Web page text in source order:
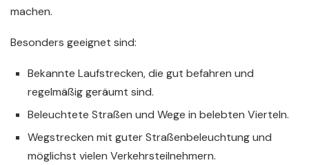
machen.
Besonders geeignet sind:
Bekannte Laufstrecken, die gut befahren und
regelmäßig geräumt sind.
Beleuchtete Straßen und Wege in belebten Vierteln.
Wegstrecken mit guter Straßenbeleuchtung und
möglichst vielen Verkehrsteilnehmern.